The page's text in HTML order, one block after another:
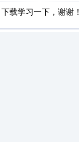
载学习一下，谢谢！